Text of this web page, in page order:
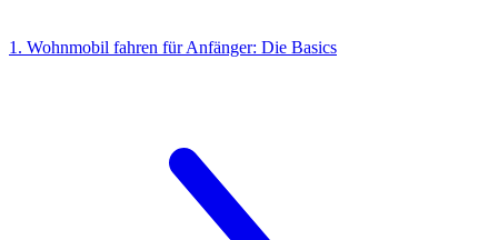
1. Wohnmobil fahren für Anfänger: Die Basics